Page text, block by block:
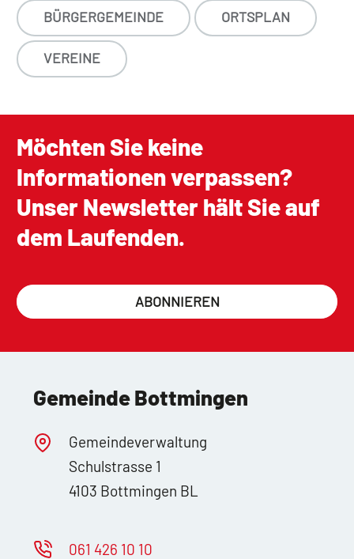
BÜRGERGEMEINDE ORTSPLAN
VEREINE
Möchten Sie keine
Informationen verpassen?
Unser Newsletter hält Sie auf
dem Laufenden.
ABONNIEREN
Gemeinde Bottmingen
Gemeindeverwaltung
Schulstrasse 1
4103 Bottmingen BL
061 426 10 10